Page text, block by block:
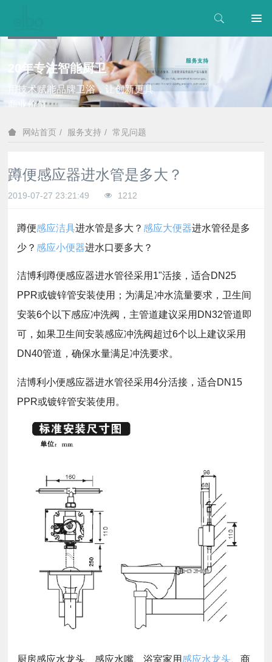
20年专注智能厨卫
用技术赋能品牌卫浴，让创新更具
商业价值
网站首页 服务支持 常见问题
蹲便感应器进水管是多大？
2019-07-27 23:21:49 1212
蹲便感应洁具进水管是多大？ 感应大便器进水管径是多
少？ 感应小便器进水口要多大？
洁博利蹲便感应器进水管径采用1"活接，适合DN25
PPR或镀锌管安装使用；为满足冲水流量要求，卫生间
安装6个以下感应冲洗阀，主管道建议采用DN32管道即
可，如果卫生间安装感应冲洗阀超过6个以上建议采用
DN40管道，确保水量满足冲洗要求。
洁博利小便感应器进水管径采用4分活接，适合DN15
PPR或镀锌管安装使用。
厨房感应水龙头、感应水嘴、浴室家用 感应水龙头 、商